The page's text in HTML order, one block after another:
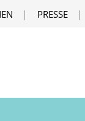
PRESSE